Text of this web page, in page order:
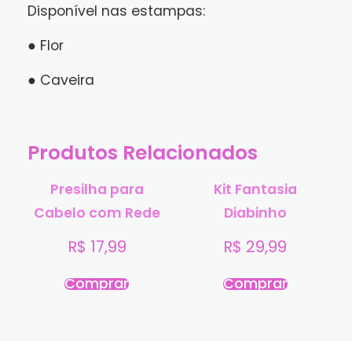
Disponível nas estampas:
● Flor
● Caveira
Produtos Relacionados
Presilha para
Cabelo com Rede
R$ 17,99
Comprar
Kit Fantasia
Diabinho
R$ 29,99
Comprar